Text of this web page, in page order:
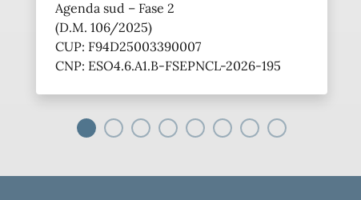
Agenda sud – Fase 2
(D.M. 106/2025)
CUP: F94D25003390007
CNP: ESO4.6.A1.B-FSEPNCL-2026-195